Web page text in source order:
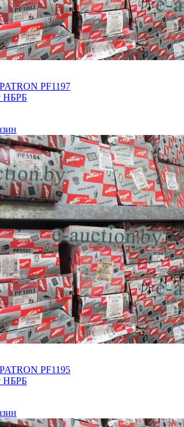
PF1197
НБРБ
PF1195
НБРБ